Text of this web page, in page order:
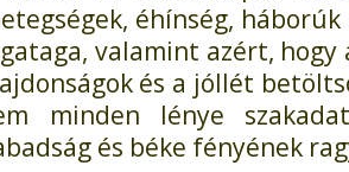
éhínség, háborúk
valamint azért, hogy
és a jóllét
minden lénye
és béke fényének